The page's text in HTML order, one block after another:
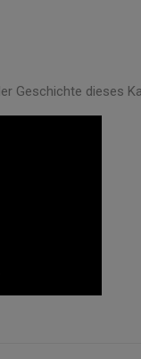
Geschichte dieses